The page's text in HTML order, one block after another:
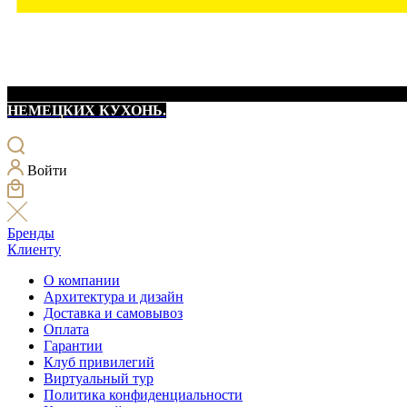
НЕМЕЦКИХ КУХОНЬ.
Войти
Бренды
Клиенту
О компании
Архитектура и дизайн
Доставка и самовывоз
Оплата
Гарантии
Клуб привилегий
Виртуальный тур
Политика конфиденциальности